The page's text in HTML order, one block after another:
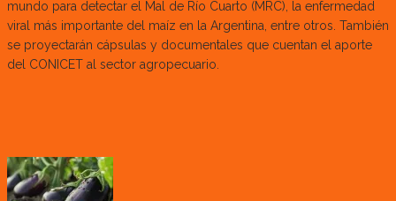
mundo para detectar el Mal de Río Cuarto (MRC), la enfermedad
viral más importante del maíz en la Argentina, entre otros. También
se proyectarán cápsulas y documentales que cuentan el aporte
del CONICET al sector agropecuario.